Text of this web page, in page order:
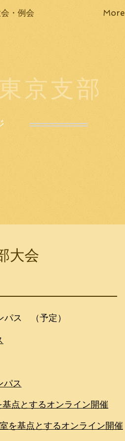
・例会 More
大会
ス （予定）
ス
点とするオンライン開催
基点とするオンライン開催
京支部